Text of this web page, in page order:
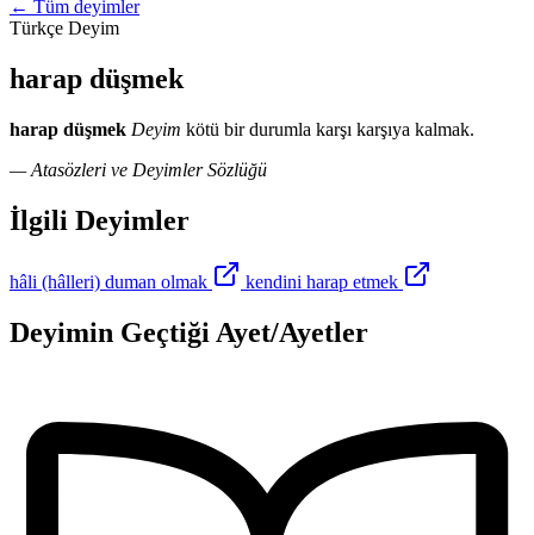
← Tüm deyimler
Türkçe Deyim
harap düşmek
harap düşmek Deyim kötü bir durumla karşı karşıya kalmak.
— Atasözleri ve Deyimler Sözlüğü
İlgili Deyimler
hâli (hâlleri) duman olmak kendini harap etmek
Deyimin Geçtiği Ayet/Ayetler